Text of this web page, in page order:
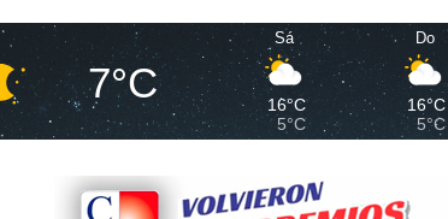
7°C
Sá
16°C
5°C
Do
16°C
5°C